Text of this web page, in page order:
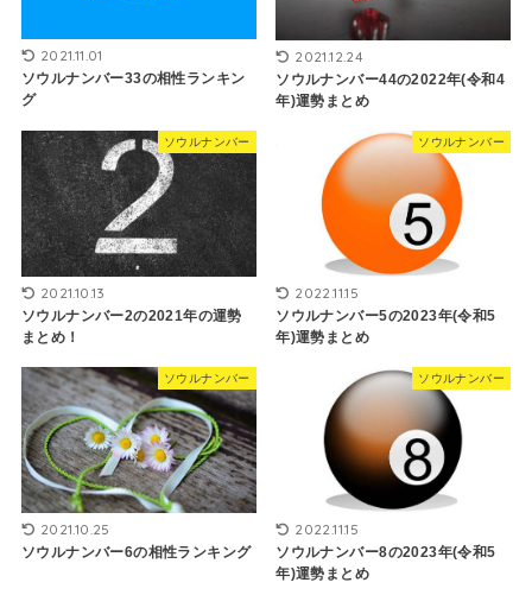
2021.11.01
ソウルナンバー33の相性ランキン
グ
2021.12.24
ソウルナンバー44の2022年(令和4
年)運勢まとめ
ソウルナンバー
2021.10.13
ソウルナンバー2の2021年の運勢
まとめ！
ソウルナンバー
2022.11.15
ソウルナンバー5の2023年(令和5
年)運勢まとめ
ソウルナンバー
2021.10.25
ソウルナンバー6の相性ランキング
ソウルナンバー
2022.11.15
ソウルナンバー8の2023年(令和5
年)運勢まとめ